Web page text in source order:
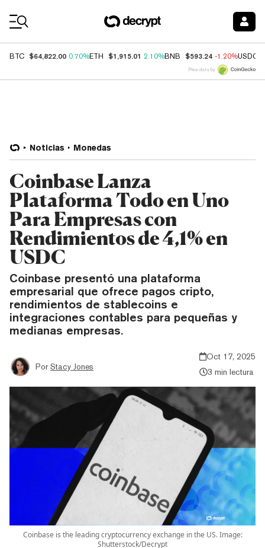
BTC $64,822.00 0.70%ETH $1,915.01 2.10%BNB $593.24 -1.20%USDC
Price data by
Noticias Monedas
Coinbase Lanza
Plataforma Todo en Uno
Para Empresas con
Rendimientos de 4,1% en
USDC
Coinbase presentó una plataforma
empresarial que ofrece pagos cripto,
rendimientos de stablecoins e
integraciones contables para pequeñas y
medianas empresas.
Por Stacy Jones
Oct 17, 2025
3 min lectura
Coinbase is the leading cryptocurrency exchange in the US. Image:
Shutterstock/Decrypt